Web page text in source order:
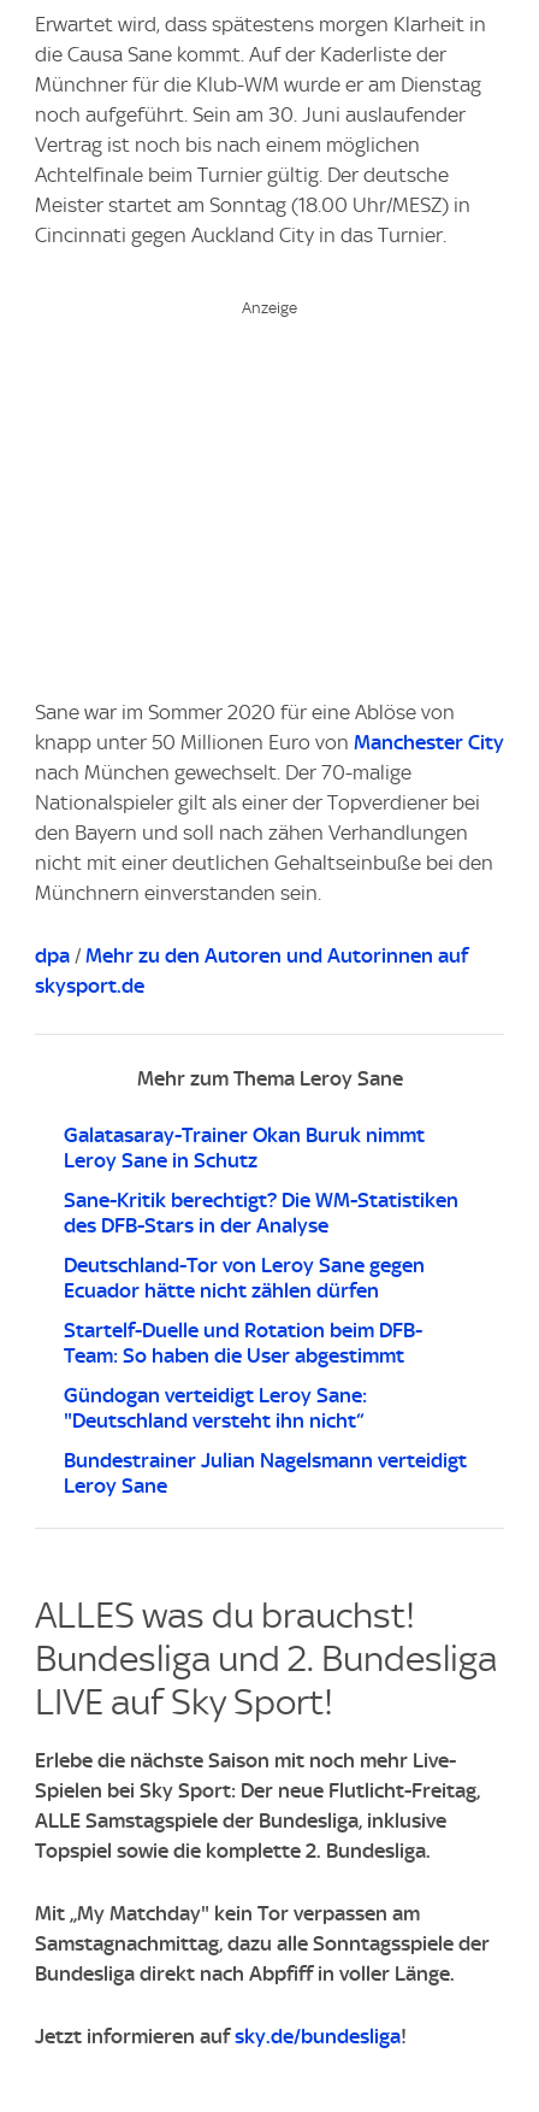
Erwartet wird, dass spätestens morgen Klarheit in
die Causa Sane kommt. Auf der Kaderliste der
Münchner für die Klub-WM wurde er am Dienstag
noch aufgeführt. Sein am 30. Juni auslaufender
Vertrag ist noch bis nach einem möglichen
Achtelfinale beim Turnier gültig. Der deutsche
Meister startet am Sonntag (18.00 Uhr/MESZ) in
Cincinnati gegen Auckland City in das Turnier.
Sane war im Sommer 2020 für eine Ablöse von
knapp unter 50 Millionen Euro von Manchester City
nach München gewechselt. Der 70-malige
Nationalspieler gilt als einer der Topverdiener bei
den Bayern und soll nach zähen Verhandlungen
nicht mit einer deutlichen Gehaltseinbuße bei den
Münchnern einverstanden sein.
dpa / Mehr zu den Autoren und Autorinnen auf
skysport.de
Mehr zum Thema Leroy Sane
Galatasaray-Trainer Okan Buruk nimmt
Leroy Sane in Schutz
Sane-Kritik berechtigt? Die WM-Statistiken
des DFB-Stars in der Analyse
Deutschland-Tor von Leroy Sane gegen
Ecuador hätte nicht zählen dürfen
Startelf-Duelle und Rotation beim DFB-
Team: So haben die User abgestimmt
Gündogan verteidigt Leroy Sane:
"Deutschland versteht ihn nicht“
Bundestrainer Julian Nagelsmann verteidigt
Leroy Sane
ALLES was du brauchst!
Bundesliga und 2. Bundesliga
LIVE auf Sky Sport!
Erlebe die nächste Saison mit noch mehr Live-
Spielen bei Sky Sport: Der neue Flutlicht-Freitag,
ALLE Samstagspiele der Bundesliga, inklusive
Topspiel sowie die komplette 2. Bundesliga.
Mit „My Matchday" kein Tor verpassen am
Samstagnachmittag, dazu alle Sonntagsspiele der
Bundesliga direkt nach Abpfiff in voller Länge.
Jetzt informieren aufsky.de/bundesliga!